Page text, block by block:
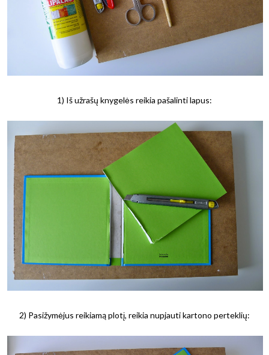
1) Iš užrašų knygelės reikia pašalinti lapus:
2) Pasižymėjus reikiamą plotį, reikia nupjauti kartono perteklių: